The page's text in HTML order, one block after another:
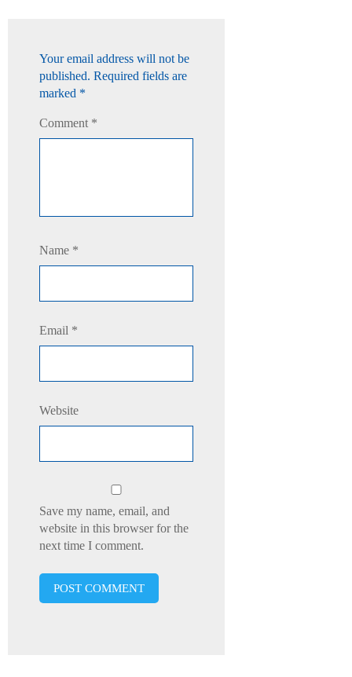
Your email address will not be
published. Required fields are
marked *
Comment *
Name *
Email *
Website
Save my name, email, and
website in this browser for the
next time I comment.